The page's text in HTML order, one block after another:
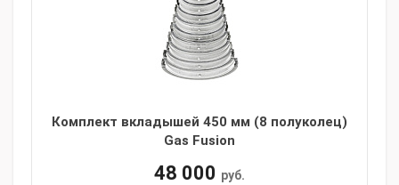
Комплект вкладышей 450 мм (8 полуколец)
Gas Fusion
48 000 руб.